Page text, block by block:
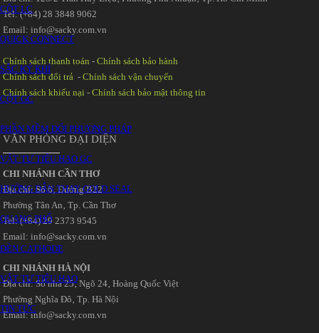
CỘT LC
QUICK CONNECT
SẮC KÝ KHÍ
CỘT GC
PHẦN MỀM ĐỔI PHƯƠNG PHÁP
VẬT TƯ TIÊU HAO GC
HƯỚNG DẪN THAY GOLD SEAL
QUANG PHỔ
ĐÈN CATHODE
VẬT TƯ TIÊU HAO
TIN TỨC
Tel: (+84) 28 3848 9062
Email: info@sacky.com.vn
Chính sách thanh toán -Chính sách bảo hành
Chính sách đổi trả -Chính sách vận chuyển
Chính sách khiếu nại -Chính sách bảo mật thông tin
VĂN PHÒNG ĐẠI DIỆN
CHI NHÁNH CẦN THƠ
Địa chỉ: Số 6‚ Đường B22
Phường Tân An‚ Tp. Cần Thơ
Tel: (+84) 29 2373 9545
Email: info@sacky.com.vn
CHI NHÁNH HÀ NỘI
Địa chỉ: Số nhà 25‚ Ngõ 24‚ Hoàng Quốc Việt
Phường Nghĩa Đô‚ Tp. Hà Nội
Email: info@sacky.com.vn